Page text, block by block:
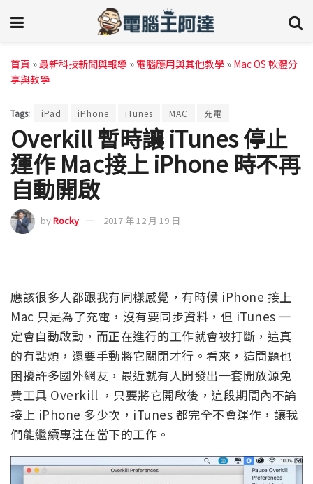
首頁 »最新科技新聞與報導 » 電腦應用與其他教學 » Mac OS 軟體分
享與教學
Tags: iPad iPhone iTunes MAC 充電
Overkill 暫時讓 iTunes 停止
運作 Mac接上 iPhone 時不再
自動開啟
byRocky 2017 年 12 月 19 日
應該很多人都跟我有同樣感覺，有時候 iPhone 接上
Mac 只是為了充電，沒有要同步資料，但 iTunes 一
定會自動啟動，而正在進行的工作就會被打斷，這真
的有點煩，還要手動將它關閉才行。看來，這問題也
困擾許多國外網友，最近就有人開發出一套開放源免
費工具 Overkill ，只要將它開啟後，這段期間內不論
接上 iPhone 多少次，iTunes 都完全不會運作，讓我
們能繼續專注在當下的工作。